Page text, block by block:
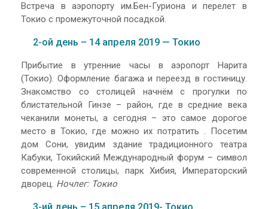
Встреча в аэропорту им.Бен-Гуриона и перелет в
Токио с промежуточной посадкой.
2-ой день – 14 апреля 2019 — Токио
Прибытие в утренние часы в аэропорт Нарита
(Токио). Оформление багажа и переезд в гостиницу.
Знакомство со столицей начнём с прогулки по
блистательной Гинзе – район, где в средние века
чеканили монеты, а сегодня – это самое дорогое
место в Токио, где можно их потратить . Посетим
дом Сони, увидим здание традиционного театра
Кабуки, Токийский Международный форум – символ
современной столицы, парк Хибия, Императорский
дворец. Ночлег: Токио
3-ий день – 15 апреля 2019- Токио